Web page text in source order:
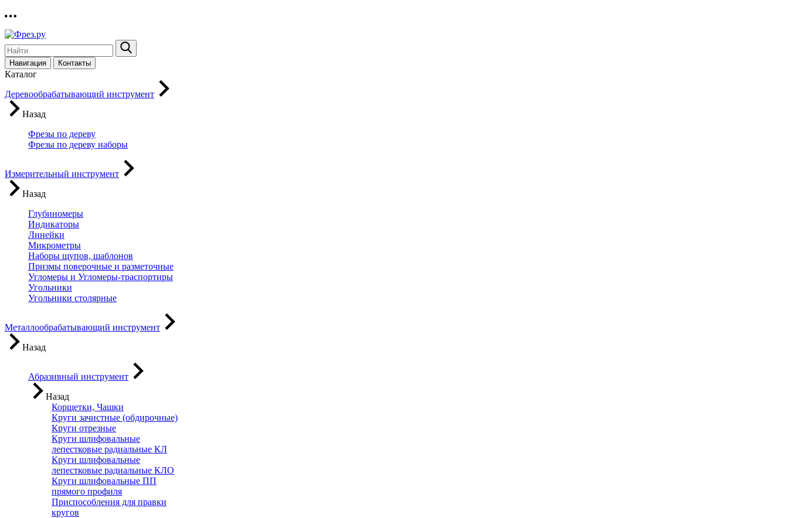
Навигация Контакты
Каталог
Деревообрабатывающий инструмент
Назад
Фрезы по дереву
Фрезы по дереву наборы
Измерительный инструмент
Назад
Глубиномеры
Индикаторы
Линейки
Микрометры
Наборы щупов, шаблонов
Призмы поверочные и разметочные
Угломеры и Угломеры-траспортиры
Угольники
Угольники столярные
Металлообрабатывающий инструмент
Назад
Абразивный инструмент
Назад
Корщетки, Чашки
Круги зачистные (обдирочные)
Круги отрезные
Круги шлифовальные
лепестковые радиальные КЛ
Круги шлифовальные
лепестковые радиальные КЛО
Круги шлифовальные ПП
прямого профиля
Приспособления для правки
кругов